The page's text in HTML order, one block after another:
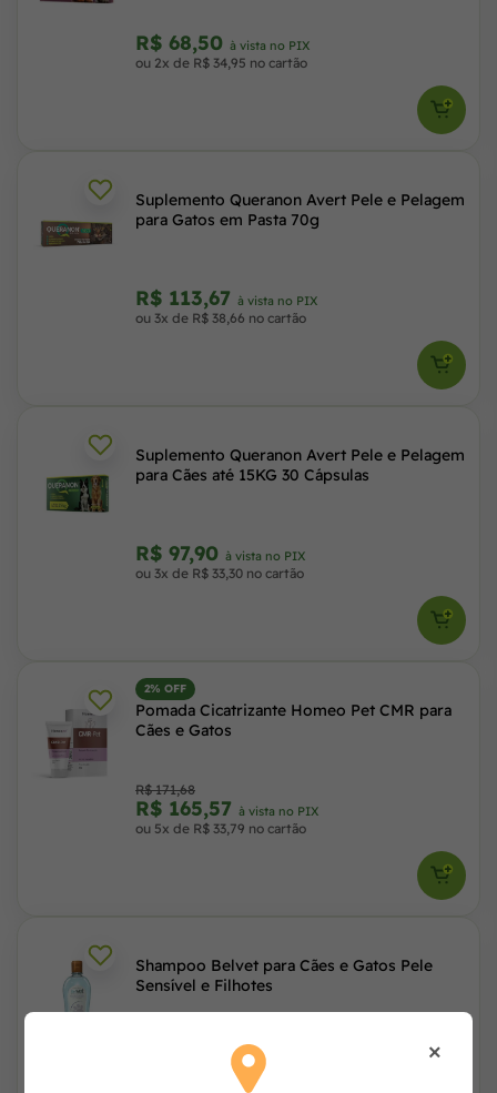
R$ 68,50 à vista no PIX
ou 2x de R$ 34,95 no cartão
Suplemento Queranon Avert Pele e Pelagem
para Gatos em Pasta 70g
R$ 113,67 à vista no PIX
ou 3x de R$ 38,66 no cartão
Suplemento Queranon Avert Pele e Pelagem
para Cães até 15KG 30 Cápsulas
R$ 97,90 à vista no PIX
ou 3x de R$ 33,30 no cartão
2% OFF
Pomada Cicatrizante Homeo Pet CMR para
Cães e Gatos
R$ 171,68
R$ 165,57 à vista no PIX
ou 5x de R$ 33,79 no cartão
Shampoo Belvet para Cães e Gatos Pele
Sensível e Filhotes
à vista no PIX
ou R$ 30,90 no cartão
×